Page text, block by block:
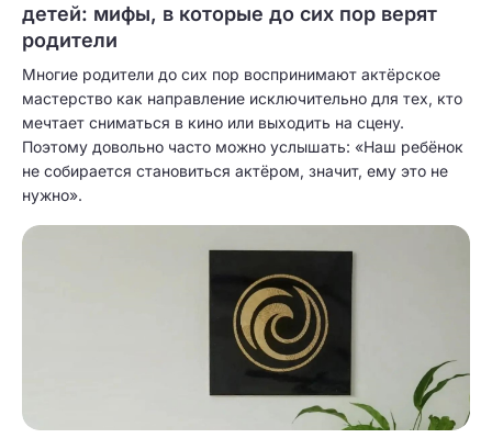
детей: мифы, в которые до сих пор верят
родители
Многие родители до сих пор воспринимают актёрское
мастерство как направление исключительно для тех, кто
мечтает сниматься в кино или выходить на сцену.
Поэтому довольно часто можно услышать: «Наш ребёнок
не собирается становиться актёром, значит, ему это не
нужно».